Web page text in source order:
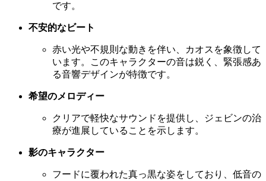
です。
不安的なビート
赤い光や不規則な動きを伴い、カオスを象徴して
います。このキャラクターの音は鋭く、緊張感あ
る音響デザインが特徴です。
希望のメロディー
クリアで軽快なサウンドを提供し、ジェビンの治
療が進展していることを示します。
影のキャラクター
フードに覆われた真っ黒な姿をしており、低音の